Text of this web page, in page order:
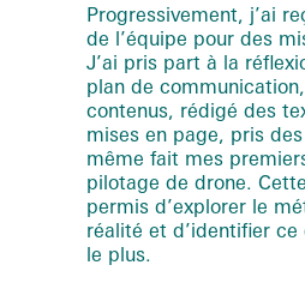
Progressivement, j’ai
de l’équipe pour des
J’ai pris part à la
plan de
contenus, rédigé des
mises en page, pris
même fait mes
pilotage de drone.
permis d’explorer le
réalité et d’identifier
le plus.